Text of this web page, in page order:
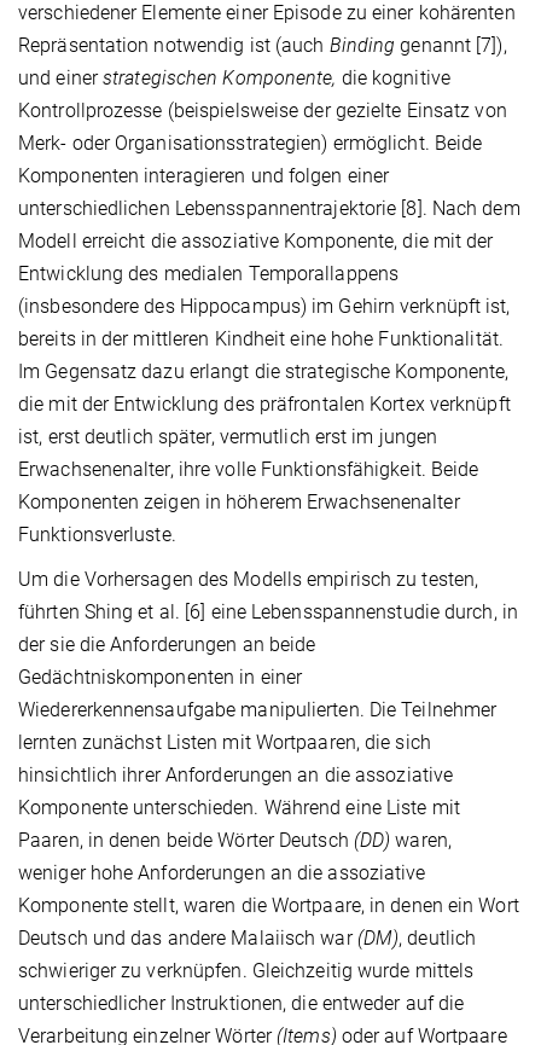
verschiedener Elemente einer Episode zu einer kohärenten
Repräsentation notwendig ist (auch Binding genannt [7]),
und einerstrategischen Komponente, die kognitive
Kontrollprozesse (beispielsweise der gezielte Einsatz von
Merk- oder Organisationsstrategien) ermöglicht. Beide
Komponenten interagieren und folgen einer
unterschiedlichen Lebensspannentrajektorie [8]. Nach dem
Modell erreicht die assoziative Komponente, die mit der
Entwicklung des medialen Temporallappens
(insbesondere des Hippocampus) im Gehirn verknüpft ist,
bereits in der mittleren Kindheit eine hohe Funktionalität.
Im Gegensatz dazu erlangt die strategische Komponente,
die mit der Entwicklung des präfrontalen Kortex verknüpft
ist, erst deutlich später, vermutlich erst im jungen
Erwachsenenalter, ihre volle Funktionsfähigkeit. Beide
Komponenten zeigen in höherem Erwachsenenalter
Funktionsverluste.
Um die Vorhersagen des Modells empirisch zu testen,
führten Shing et al. [6] eine Lebensspannenstudie durch, in
der sie die Anforderungen an beide
Gedächtniskomponenten in einer
Wiedererkennensaufgabe manipulierten. Die Teilnehmer
lernten zunächst Listen mit Wortpaaren, die sich
hinsichtlich ihrer Anforderungen an die assoziative
Komponente unterschieden. Während eine Liste mit
Paaren, in denen beide Wörter Deutsch (DD) waren,
weniger hohe Anforderungen an die assoziative
Komponente stellt, waren die Wortpaare, in denen ein Wort
Deutsch und das andere Malaiisch war (DM), deutlich
schwieriger zu verknüpfen. Gleichzeitig wurde mittels
unterschiedlicher Instruktionen, die entweder auf die
Verarbeitung einzelner Wörter (Items) oder auf Wortpaare